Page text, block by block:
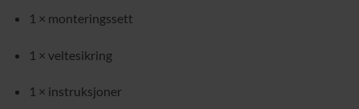
1 × monteringssett
1 × veltesikring
1 × instruksjoner